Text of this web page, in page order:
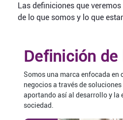
Las definiciones que
de lo que somos y lo que
Definición de
Somos una marca enfocada en
negocios a través de
aportando así al desarrollo y la
sociedad.